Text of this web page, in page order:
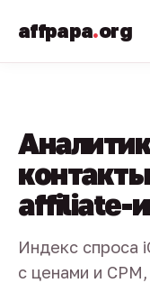
affpapa.org
контакты
affiliate-
Индекс спроса
с ценами и